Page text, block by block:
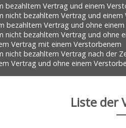
bezahltem Vertrag und einem
nicht bezahltem Vertrag und einem
bezahltem Vertrag und ohne
nicht bezahltem Vertrag und ohne
Vertrag mit einem Verstorbenem
nicht bezahltem Vertrag nach der
Vertrag und ohne einem
Liste der